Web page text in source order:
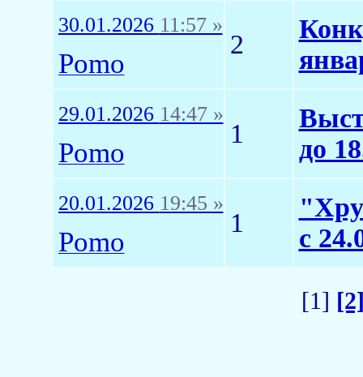
30.01.2026 11:57 »
Pomo
2
29.01.2026 14:47 »
Pomo
1
до
20.01.2026 19:45 »
Pomo
1
с
[1]